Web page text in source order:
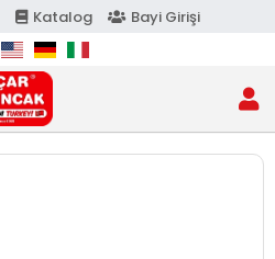
Katalog Bayi Girişi